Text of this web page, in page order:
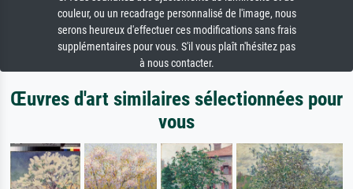
couleur, ou un recadrage personnalisé de l'image, nous
serons heureux d'effectuer ces modifications sans frais
supplémentaires pour vous. S'il vous plaît n'hésitez pas
à nous contacter.
Œuvres d'art similaires sélectionnées pour
vous